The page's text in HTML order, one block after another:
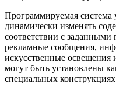
Программируемая система
динамически изменять
соответствии с заданными
рекламные сообщения,
искусственные
могут быть установлены
специальных